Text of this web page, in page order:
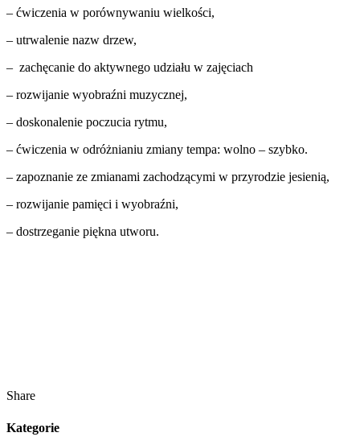
– ćwiczenia w porównywaniu wielkości,
– utrwalenie nazw drzew,
– zachęcanie do aktywnego udziału w zajęciach
– rozwijanie wyobraźni muzycznej,
– doskonalenie poczucia rytmu,
– ćwiczenia w odróżnianiu zmiany tempa: wolno – szybko.
– zapoznanie ze zmianami zachodzącymi w przyrodzie jesienią,
– rozwijanie pamięci i wyobraźni,
– dostrzeganie piękna utworu.
Share
Kategorie